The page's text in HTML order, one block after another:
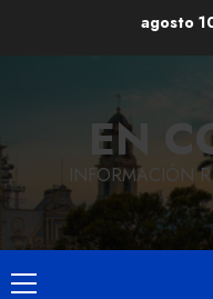
agosto
EN
INFORMACIÓN
Menú